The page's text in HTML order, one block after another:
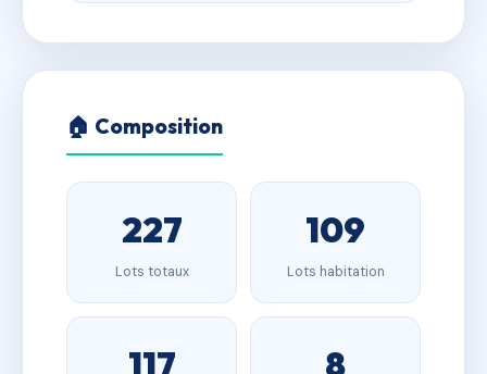
🏠 Composition
227
Lots totaux
109
Lots habitation
117 8